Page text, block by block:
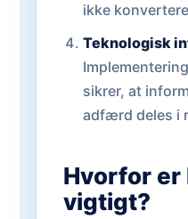
ikke
Teknologisk
sikrer, at
adfærd deles i
Hvorfor er
vigtigt?